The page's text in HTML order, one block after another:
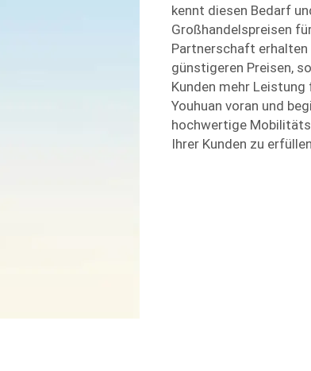
kennt diesen Bedarf
Großhandelspreisen
Partnerschaft
günstigeren Preisen,
Kunden mehr
Youhuan voran und
hochwertige
Ihrer Kunden zu